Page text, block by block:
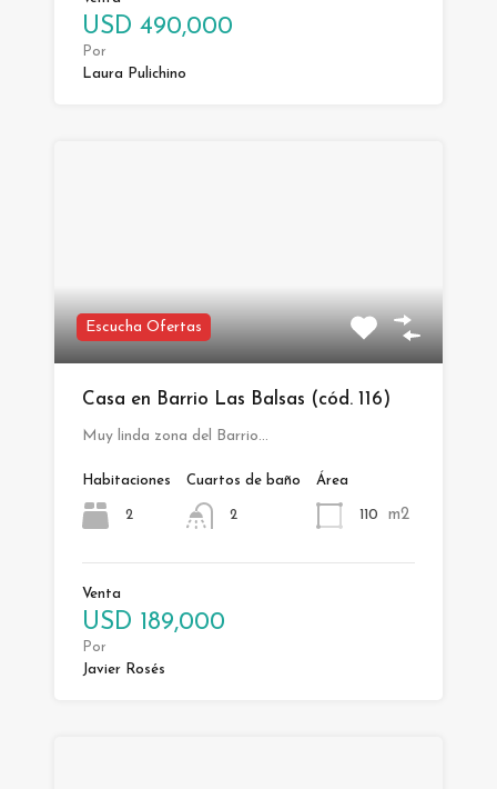
USD 490,000
Por
Laura Pulichino
Escucha Ofertas
Casa en Barrio Las Balsas (cód. 116)
Muy linda zona del Barrio…
Habitaciones
2
Cuartos de baño
2
Área
110 m2
Venta
USD 189,000
Por
Javier Rosés